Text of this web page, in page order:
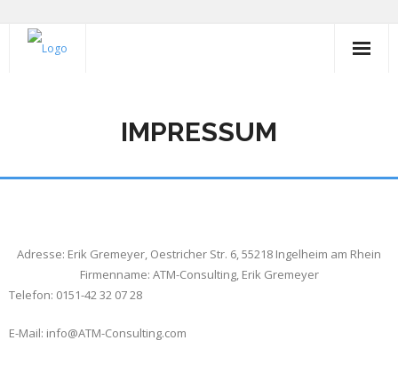
IMPRESSUM
Adresse: Erik Gremeyer, Oestricher Str. 6, 55218 Ingelheim am Rhein
Firmenname: ATM-Consulting, Erik Gremeyer
Telefon: 0151-42 32 07 28
E-Mail: info@ATM-Consulting.com